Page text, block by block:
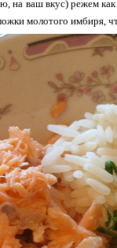
на ваш вкус) режем
молотого имбиря,